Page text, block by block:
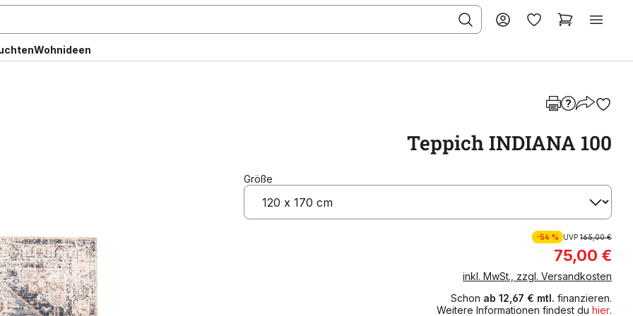
Wohnideen
Teppich INDIANA 100
Größe
-54 % UVP 165,00 €
75,00 €
inkl. MwSt., zzgl. Versandkosten
Schon ab 12,67 € mtl. finanzieren.
Weitere Informationen findest du hier.